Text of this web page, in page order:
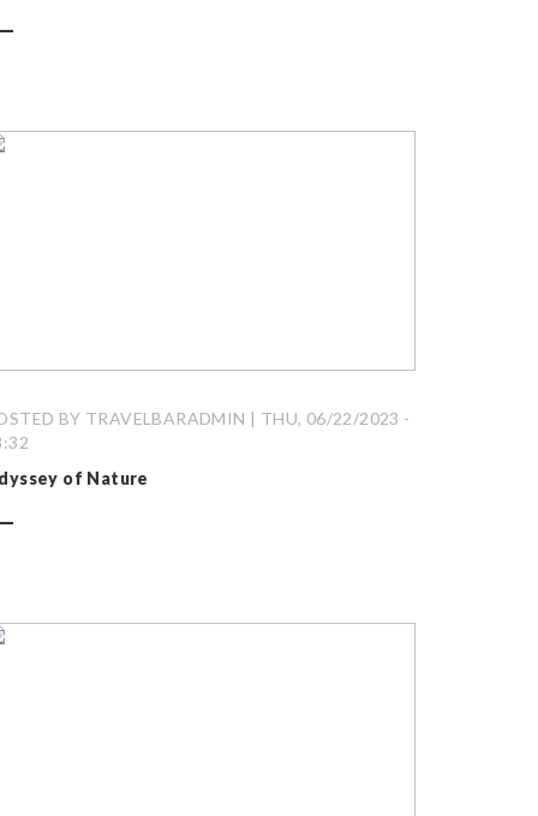
BY TRAVELBARADMIN | THU, 06/22/2023 -
of Nature